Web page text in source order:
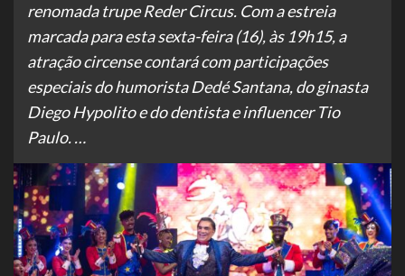
renomada trupe Reder Circus. Com a estreia
marcada para esta sexta-feira (16), às 19h15, a
atração circense contará com participações
especiais do humorista Dedé Santana, do ginasta
Diego Hypolito e do dentista e influencer Tio
Paulo. …